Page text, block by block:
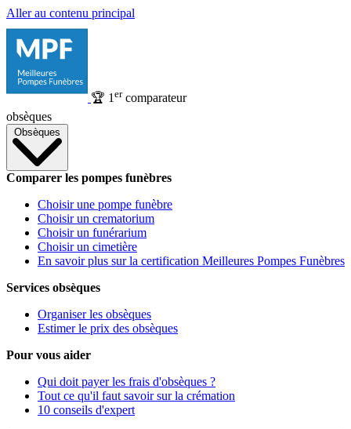
Aller au contenu principal
🏆 1 ercomparateur
obsèques
Obsèques
Comparer les pompes funèbres
Choisir une pompe funèbre
Choisir un crematorium
Choisir un funérarium
Choisir un cimetière
En savoir plus sur la certification Meilleures Pompes Funèbres
Services obsèques
Organiser les obsèques
Estimer le prix des obsèques
Pour vous aider
Qui doit payer les frais d'obsèques ?
Tout ce qu'il faut savoir sur la crémation
10 conseils d'expert